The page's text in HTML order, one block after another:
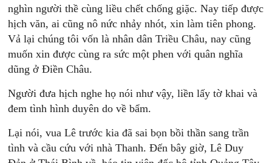
nghìn người thề cùng liều chết chống giặc. Nay tiếp được
hịch văn, ai cũng nô nức nhảy nhót, xin làm tiên phong.
Vả lại chúng tôi vốn là nhân dân Triều Châu, nay cũng
muốn xin được cùng ra sức một phen với quân nghĩa
dũng ở Điền Châu.
Người đưa hịch nghe họ nói như vậy, liền lấy tờ khai và
đem tình hình duyên do về bẩm.
Lại nói, vua Lê trước kia đã sai bọn bồi thần sang trần
tình và cầu cứu với nhà Thanh. Đến bây giờ, Lê Duy